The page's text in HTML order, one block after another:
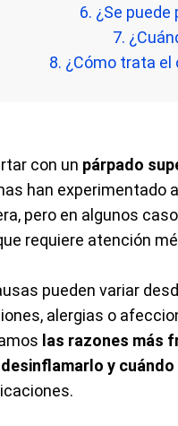
6. ¿Se
7.
8. ¿Cómo trata
con un párpado
han experimentado
pero en algunos
requiere atención
pueden variar
alergias o
las razones más
y